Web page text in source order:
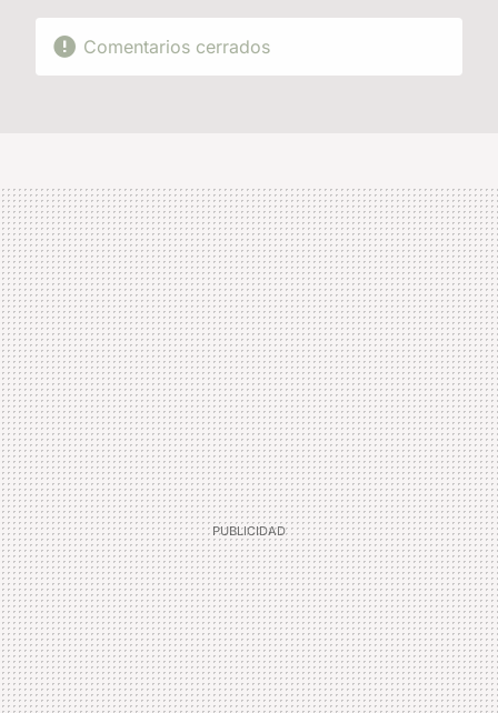
Comentarios cerrados